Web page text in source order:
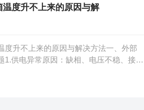
常用方法。
温度升不上来的原因与解
度升不上来的原因与解决方法一、外部
1.供电异常原因：缺相、电压不稳、接线
法：用万用表检测电压，确保电压在设